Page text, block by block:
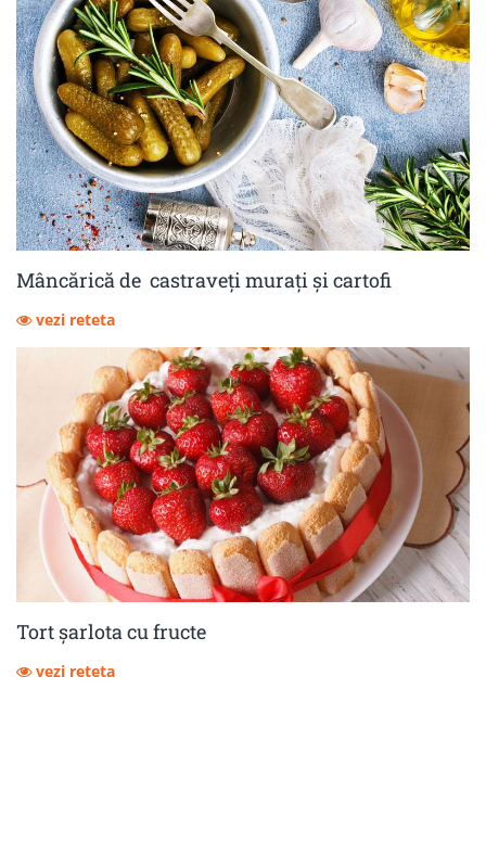
Mâncărică de castraveţi muraţi şi cartofi
vezi reteta
Tort șarlota cu fructe
vezi reteta